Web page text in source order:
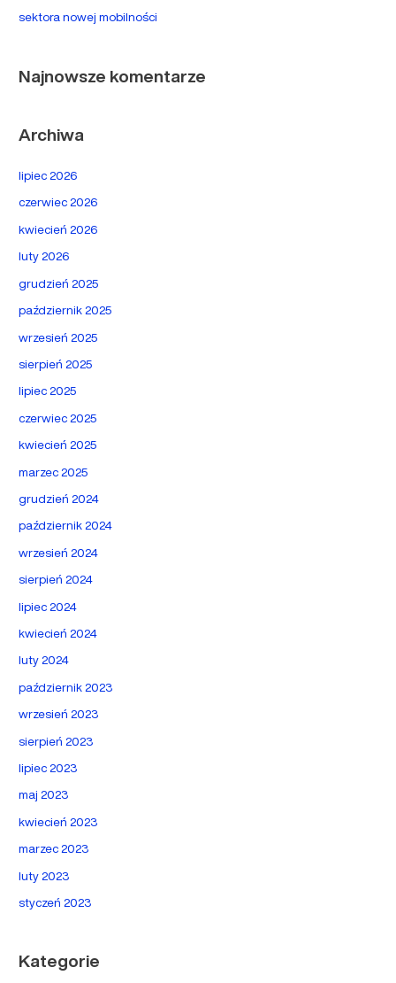
sektora nowej mobilności
Najnowsze komentarze
Archiwa
lipiec 2026
czerwiec 2026
kwiecień 2026
luty 2026
grudzień 2025
październik 2025
wrzesień 2025
sierpień 2025
lipiec 2025
czerwiec 2025
kwiecień 2025
marzec 2025
grudzień 2024
październik 2024
wrzesień 2024
sierpień 2024
lipiec 2024
kwiecień 2024
luty 2024
październik 2023
wrzesień 2023
sierpień 2023
lipiec 2023
maj 2023
kwiecień 2023
marzec 2023
luty 2023
styczeń 2023
Kategorie